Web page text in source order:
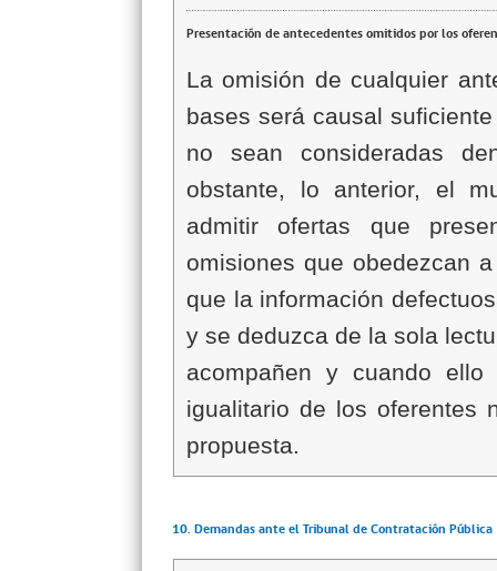
Presentación de antecedentes omitidos por los
La omisión de cualquier
bases será causal
no sean consideradas
obstante, lo anterior, el
admitir ofertas que
omisiones que obedezcan
que la información
y se deduzca de la sola
acompañen y cuando
igualitario de los oferentes
propuesta.
10. Demandas ante el Tribunal de Contratación Pública